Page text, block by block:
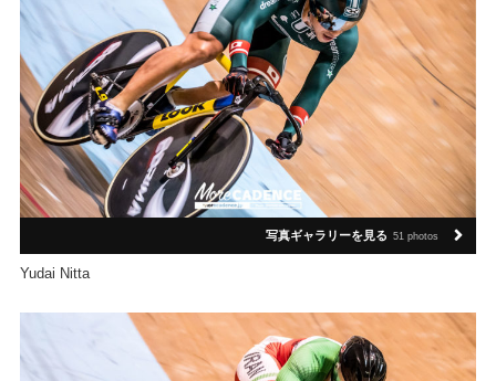
写真ギャラリーを見る 51 photos
Yudai Nitta